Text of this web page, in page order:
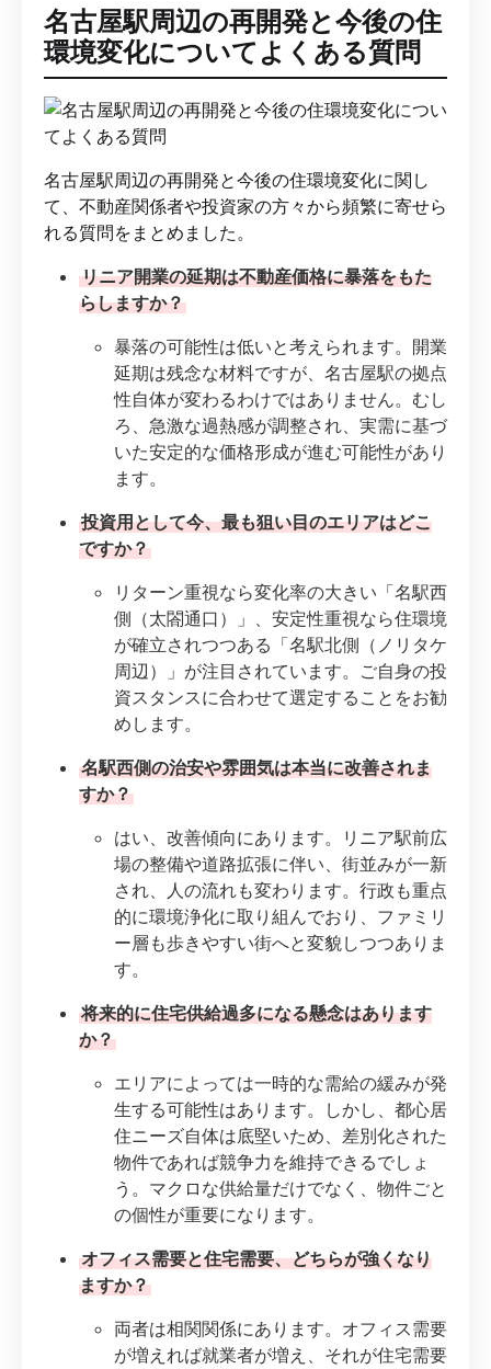
名古屋駅周辺の再開発と今後の住
環境変化についてよくある質問
名古屋駅周辺の再開発と今後の住環境変化に関し
て、不動産関係者や投資家の方々から頻繁に寄せら
れる質問をまとめました。
リニア開業の延期は不動産価格に暴落をもた
らしますか？
暴落の可能性は低いと考えられます。開業
延期は残念な材料ですが、名古屋駅の拠点
性自体が変わるわけではありません。むし
ろ、急激な過熱感が調整され、実需に基づ
いた安定的な価格形成が進む可能性があり
ます。
投資用として今、最も狙い目のエリアはどこ
ですか？
リターン重視なら変化率の大きい「名駅西
側（太閤通口）」、安定性重視なら住環境
が確立されつつある「名駅北側（ノリタケ
周辺）」が注目されています。ご自身の投
資スタンスに合わせて選定することをお勧
めします。
名駅西側の治安や雰囲気は本当に改善されま
すか？
はい、改善傾向にあります。リニア駅前広
場の整備や道路拡張に伴い、街並みが一新
され、人の流れも変わります。行政も重点
的に環境浄化に取り組んでおり、ファミリ
ー層も歩きやすい街へと変貌しつつありま
す。
将来的に住宅供給過多になる懸念はあります
か？
エリアによっては一時的な需給の緩みが発
生する可能性はあります。しかし、都心居
住ニーズ自体は底堅いため、差別化された
物件であれば競争力を維持できるでしょ
う。マクロな供給量だけでなく、物件ごと
の個性が重要になります。
オフィス需要と住宅需要、どちらが強くなり
ますか？
両者は相関関係にあります。オフィス需要
が増えれば就業者が増え、それが住宅需要